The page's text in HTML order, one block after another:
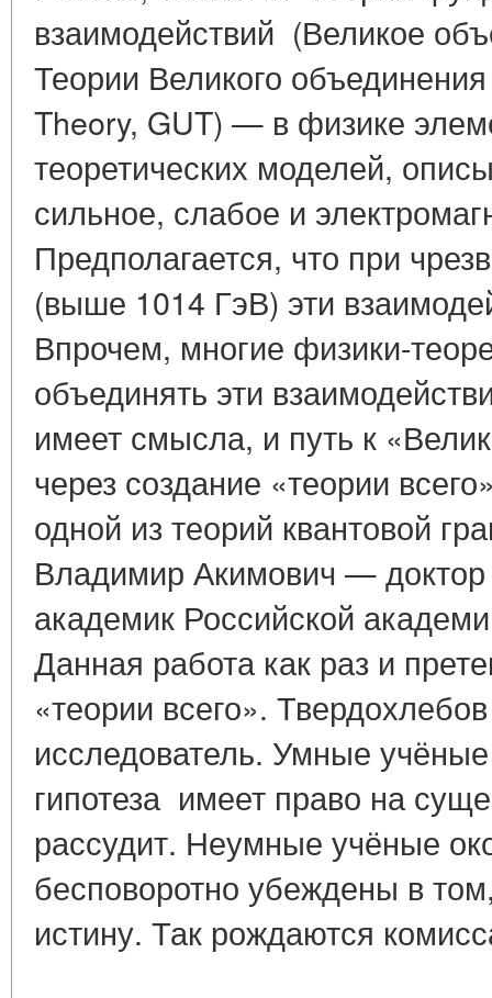
взаимодействий (Великое
Теории Великого
Theory, GUT) — в физике
теоретических моделей,
сильное, слабое и
Предполагается, что при
(выше 1014 ГэВ) эти
Впрочем, многие физики-
объединять эти
имеет смысла, и путь к
через создание «теории
одной из теорий квантовой
Владимир Акимович — доктор
академик Российской
Данная работа как раз и
«теории всего».
исследователь. Умные
гипотеза имеет право на
рассудит. Неумные учёные
бесповоротно убеждены в
истину. Так рождаются